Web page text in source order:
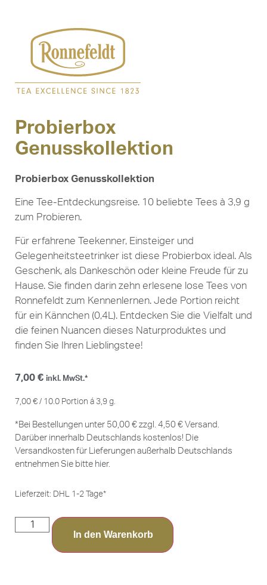
Probierbox
Genusskollektion
Probierbox Genusskollektion
Eine Tee-Entdeckungsreise. 10 beliebte Tees à 3,9 g
zum Probieren.
Für erfahrene Teekenner, Einsteiger und
Gelegenheitsteetrinker ist diese Probierbox ideal. Als
Geschenk, als Dankeschön oder kleine Freude für zu
Hause. Sie finden darin zehn erlesene lose Tees von
Ronnefeldt zum Kennenlernen. Jede Portion reicht
für ein Kännchen (0,4L). Entdecken Sie die Vielfalt und
die feinen Nuancen dieses Naturproduktes und
finden Sie Ihren Lieblingstee!
7,00 € inkl. MwSt.*
7,00 € / 10.0 Portion á 3,9 g.
*Bei Bestellungen unter 50,00 € zzgl. 4,50 € Versand.
Darüber innerhalb Deutschlands kostenlos! Die
Versandkosten für Lieferungen außerhalb Deutschlands
entnehmen Sie bitte hier.
Lieferzeit: DHL 1-2 Tage*
In den Warenkorb